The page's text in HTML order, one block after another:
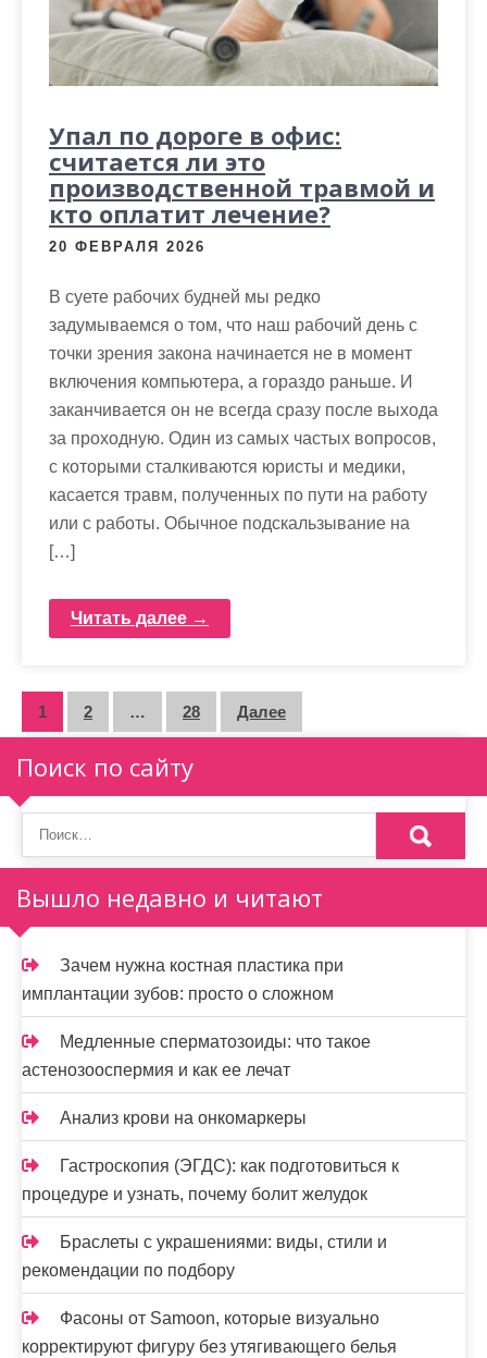
Упал по дороге в офис:
считается ли это
производственной травмой и
кто оплатит лечение?
20 ФЕВРАЛЯ 2026
В суете рабочих будней мы редко
задумываемся о том, что наш рабочий день с
точки зрения закона начинается не в момент
включения компьютера, а гораздо раньше. И
заканчивается он не всегда сразу после выхода
за проходную. Один из самых частых вопросов,
с которыми сталкиваются юристы и медики,
касается травм, полученных по пути на работу
или с работы. Обычное подскальзывание на
[…]
Читать далее →
П
а
г
и
н
а
ц
и
я
з
а
п
и
с
е
й
1 2 … 28 Далее
Поиск по сайту
Вышло недавно и читают
Зачем нужна костная пластика при
имплантации зубов: просто о сложном
Медленные сперматозоиды: что такое
астенозооспермия и как ее лечат
Анализ крови на онкомаркеры
Гастроскопия (ЭГДС): как подготовиться к
процедуре и узнать, почему болит желудок
Браслеты с украшениями: виды, стили и
рекомендации по подбору
Фасоны от Samoon, которые визуально
корректируют фигуру без утягивающего белья